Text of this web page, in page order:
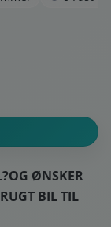
OG ØNSKER
BIL TIL